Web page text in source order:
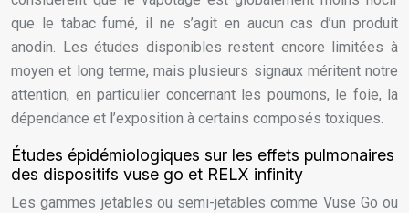
que le tabac fumé, il ne s’agit en aucun cas d’un produit
anodin. Les études disponibles restent encore limitées à
moyen et long terme, mais plusieurs signaux méritent notre
attention, en particulier concernant les poumons, le foie, la
dépendance et l’exposition à certains composés toxiques.
Études épidémiologiques sur les effets pulmonaires
des dispositifs vuse go et RELX infinity
Les gammes jetables ou semi-jetables comme Vuse Go ou